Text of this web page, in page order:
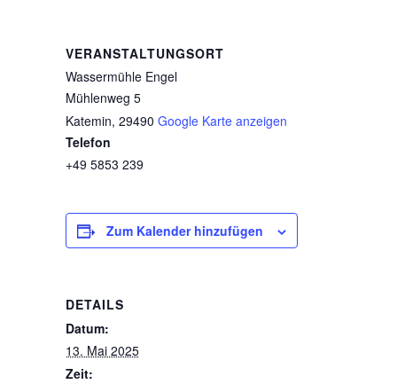
VERANSTALTUNGSORT
Wassermühle Engel
Mühlenweg 5
Katemin, 29490 Google Karte anzeigen
Telefon
+49 5853 239
Zum Kalender hinzufügen
DETAILS
Datum:
13. Mai 2025
Zeit: